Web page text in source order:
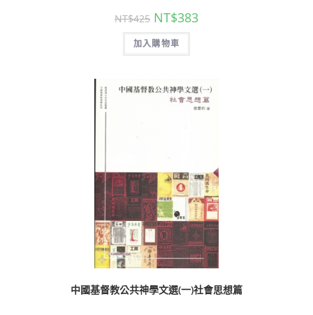
NT$425 NT$383
加入購物車
中國基督教公共神學文選(一)社會思想篇